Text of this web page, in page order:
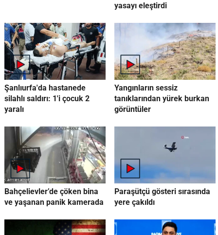
yasayı eleştirdi
Şanlıurfa'da hastanede
silahlı saldırı: 1'i çocuk 2
yaralı
Yangınların sessiz
tanıklarından yürek burkan
görüntüler
Bahçelievler’de çöken bina
ve yaşanan panik kamerada
Paraşütçü gösteri sırasında
yere çakıldı